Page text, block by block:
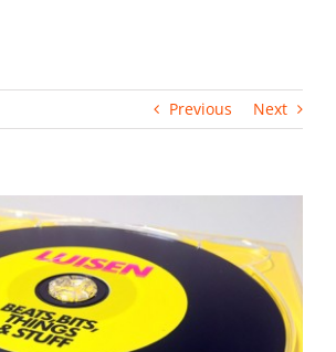
Previous Next